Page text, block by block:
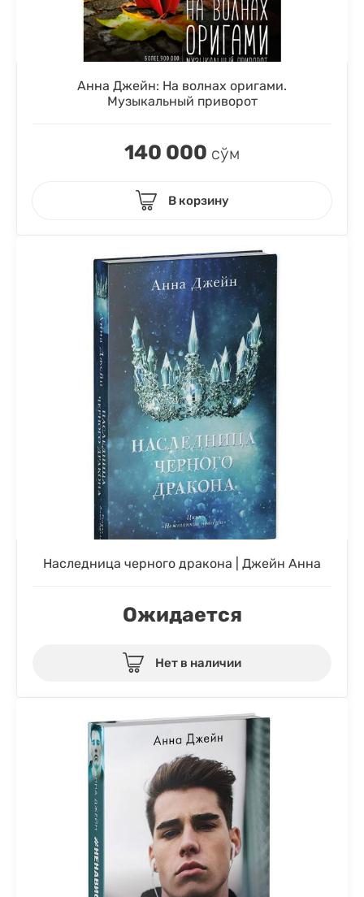
Анна Джейн: На волнах оригами.
Музыкальный приворот
140 000 сўм
В корзину
Наследница черного дракона | Джейн Анна
Ожидается
Нет в наличии